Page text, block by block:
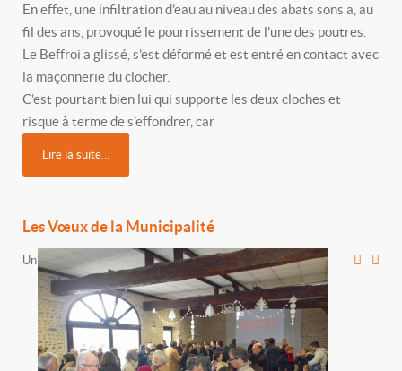
En effet, une infiltration d’eau au niveau des abats sons a, au
fil des ans, provoqué le pourrissement de l'une des poutres.
Le Beffroi a glissé, s’est déformé et est entré en contact avec
la maçonnerie du clocher.
C’est pourtant bien lui qui supporte les deux cloches et
risque à terme de s’effondrer, car
Lire la suite...
Les Vœux de la Municipalité
Un